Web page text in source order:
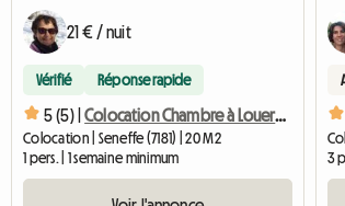
21 € / nuit
Vérifié Réponse rapide
5 (5) | Colocation Chambre à Louer Avec Salle De Bain Privative
Colocation | Seneffe (7181) | 20 M2
1 pers. | 1 semaine minimum
3